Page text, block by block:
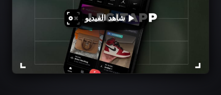
شاهد الفيديو